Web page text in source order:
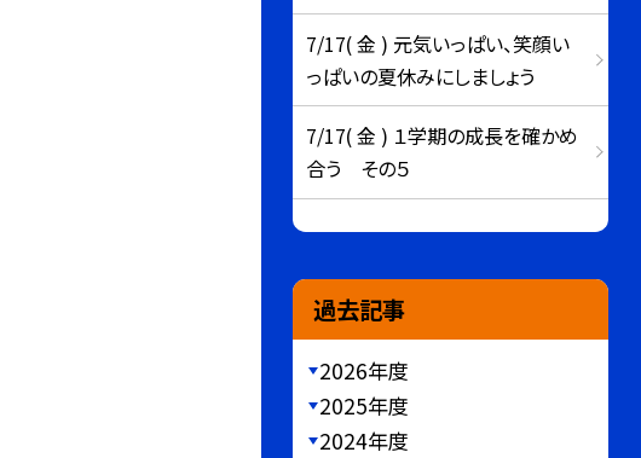
7/17( 金 ) 元気いっぱい、笑顔い
っぱいの夏休みにしましょう
7/17( 金 ) １学期の成長を確かめ
合う その５
過去記事
2026年度
2025年度
2024年度